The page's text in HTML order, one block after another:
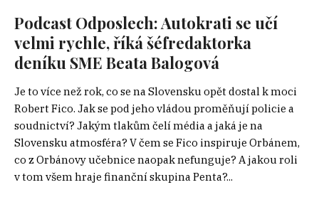
Podcast Odposlech: Autokrati se učí
velmi rychle, říká šéfredaktorka
deníku SME Beata Balogová
Je to více než rok, co se na Slovensku opět dostal k moci
Robert Fico. Jak se pod jeho vládou proměňují policie a
soudnictví? Jakým tlakům čelí média a jaká je na
Slovensku atmosféra? V čem se Fico inspiruje Orbánem,
co z Orbánovy učebnice naopak nefunguje? A jakou roli
v tom všem hraje finanční skupina Penta?...